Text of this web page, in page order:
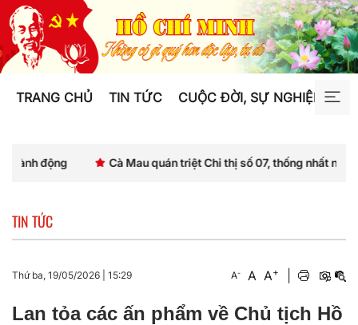
TRANG CHỦ TIN TỨC CUỘC ĐỜI, SỰ NGHIỆP TƯ
Cà Mau quán triệt Chỉ thị số 07, thống nhất nhận thức và
TIN TỨC
Thứ ba, 19/05/2026 15:29 A- A A+
Lan tỏa các ấn phẩm về Chủ tịch Hồ